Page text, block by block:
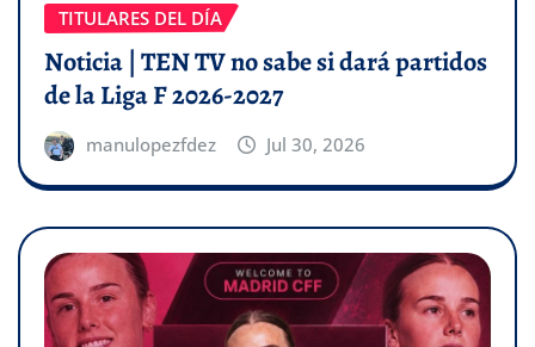
TITULARES DEL DÍA
Noticia | TEN TV no sabe si dará partidos
de la Liga F 2026-2027
manulopezfdez Jul 30, 2026